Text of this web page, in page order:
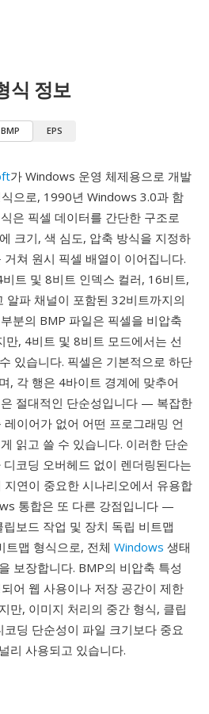
식 정보
BMP EPS
가 Windows 운영 체제용으로 개발
으로, 1990년 Windows 3.0과 함
은 픽셀 데이터를 간단한 구조로
크기, 색 심도, 압축 방식을 지정하
쳐 원시 픽셀 배열이 이어집니다.
트 및 8비트 인덱스 컬러, 16비트,
알파 채널이 포함된 32비트까지의
분의 BMP 파일은 픽셀을 비압축
만, 4비트 및 8비트 모드에서는 선
있습니다. 픽셀은 기본적으로 하단
, 각 행은 4바이트 경계에 맞추어
절대적인 단순성입니다 — 복잡한
이어가 없어 어떤 프로그래밍 언
읽고 쓸 수 있습니다. 이러한 단순
코딩 오버헤드 없이 렌더링된다는
연이 중요한 시나리오에서 유용합
통합은 또 다른 강점입니다 —
보드 작업 및 장치 독립 비트맵
트맵 형식으로, 전체 Windows 생태
보장합니다. BMP의 비압축 특성
어 웹 사용이나 저장 공간이 제한
만, 이미지 처리의 중간 형식, 클립
딩 단순성이 파일 크기보다 중요
리 사용되고 있습니다.